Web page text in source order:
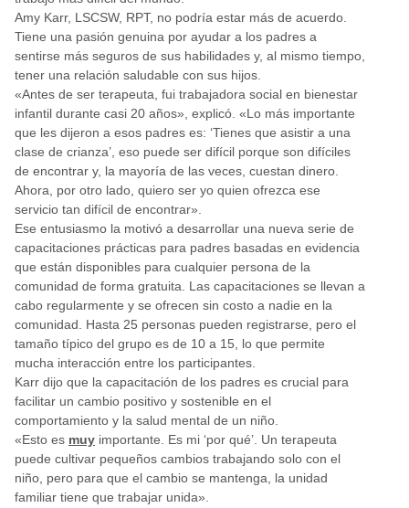
Amy Karr, LSCSW, RPT, no podría estar más de acuerdo.
Tiene una pasión genuina por ayudar a los padres a
sentirse más seguros de sus habilidades y, al mismo tiempo,
tener una relación saludable con sus hijos.
«Antes de ser terapeuta, fui trabajadora social en bienestar
infantil durante casi 20 años», explicó. «Lo más importante
que les dijeron a esos padres es: ‘Tienes que asistir a una
clase de crianza’, eso puede ser difícil porque son difíciles
de encontrar y, la mayoría de las veces, cuestan dinero.
Ahora, por otro lado, quiero ser yo quien ofrezca ese
servicio tan difícil de encontrar».
Ese entusiasmo la motivó a desarrollar una nueva serie de
capacitaciones prácticas para padres basadas en evidencia
que están disponibles para cualquier persona de la
comunidad de forma gratuita. Las capacitaciones se llevan a
cabo regularmente y se ofrecen sin costo a nadie en la
comunidad. Hasta 25 personas pueden registrarse, pero el
tamaño típico del grupo es de 10 a 15, lo que permite
mucha interacción entre los participantes.
Karr dijo que la capacitación de los padres es crucial para
facilitar un cambio positivo y sostenible en el
comportamiento y la salud mental de un niño.
«Esto es muy importante. Es mi ‘por qué’. Un terapeuta
puede cultivar pequeños cambios trabajando solo con el
niño, pero para que el cambio se mantenga, la unidad
familiar tiene que trabajar unida».